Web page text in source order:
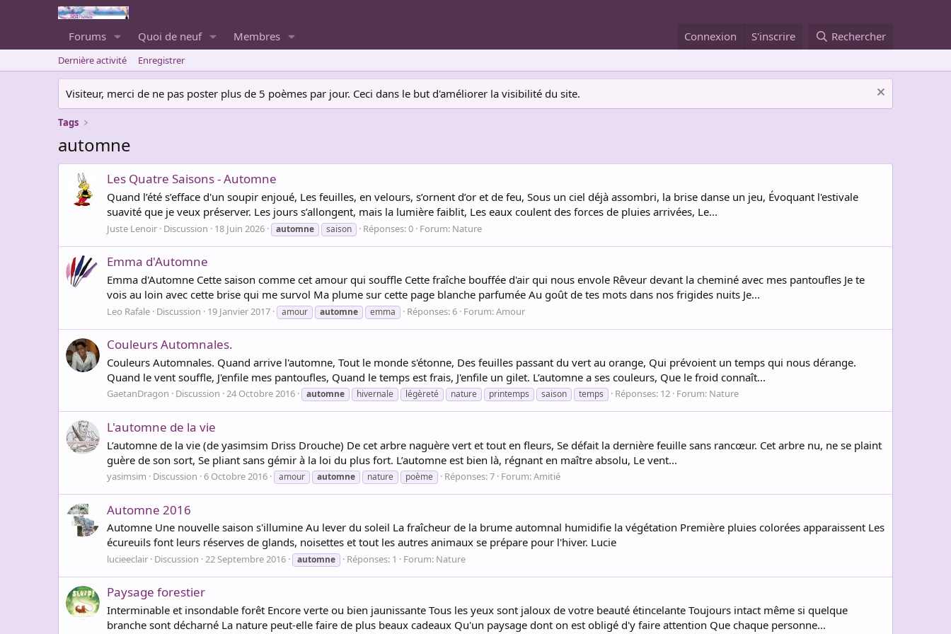
Forums Quoi de neuf Membres Connexion S'inscrire Rechercher
Dernière activité Enregistrer
Visiteur, merci de ne pas poster plus de 5 poèmes par jour. Ceci dans le but d'améliorer la visibilité du site.
Tags
automne
Les Quatre Saisons - Automne
Quand l’été s’efface d'un soupir enjoué, Les feuilles, en velours, s’ornent d’or et de feu, Sous un ciel déjà assombri, la brise danse un jeu, Évoquant l'estivale
suavité que je veux préserver. Les jours s’allongent, mais la lumière faiblit, Les eaux coulent des forces de pluies arrivées, Le...
Juste Lenoir Discussion 18 Juin 2026 automne saison Réponses: 0 Forum: Nature
Emma d'Automne
Emma d'Automne Cette saison comme cet amour qui souffle Cette fraîche bouffée d'air qui nous envole Rêveur devant la cheminé avec mes pantoufles Je te
vois au loin avec cette brise qui me survol Ma plume sur cette page blanche parfumée Au goût de tes mots dans nos frigides nuits Je...
Leo Rafale Discussion 19 Janvier 2017 amour automne emma Réponses: 6 Forum:Amour
Couleurs Automnales.
Couleurs Automnales. Quand arrive l'automne, Tout le monde s'étonne, Des feuilles passant du vert au orange, Qui prévoient un temps qui nous dérange.
Quand le vent souffle, J'enfile mes pantoufles, Quand le temps est frais, J'enfile un gilet. L’automne a ses couleurs, Que le froid connaît...
GaetanDragon Discussion 24 Octobre 2016 automne hivernale légèreté nature printemps saison temps Réponses: 12 Forum: Nature
L'automne de la vie
L’automne de la vie (de yasimsim Driss Drouche) De cet arbre naguère vert et tout en fleurs, Se défait la dernière feuille sans rancœur. Cet arbre nu, ne se plaint
guère de son sort, Se pliant sans gémir à la loi du plus fort. L’automne est bien là, régnant en maître absolu, Le vent...
yasimsim Discussion 6 Octobre 2016 amour automne nature poème Réponses: 7 Forum:Amitié
Automne 2016
Automne Une nouvelle saison s'illumine Au lever du soleil La fraîcheur de la brume automnal humidifie la végétation Première pluies colorées apparaissent Les
écureuils font leurs réserves de glands, noisettes et tout les autres animaux se prépare pour l'hiver. Lucie
lucieeclair Discussion 22 Septembre 2016 automne Réponses: 1 Forum: Nature
Paysage forestier
Interminable et insondable forêt Encore verte ou bien jaunissante Tous les yeux sont jaloux de votre beauté étincelante Toujours intact même si quelque
branche sont décharné La nature peut-elle faire de plus beaux cadeaux Qu'un paysage dont on est obligé d'y faire attention Que chaque personne...